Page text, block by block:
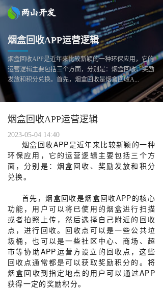
烟盒回收APP运营逻辑
烟盒回收APP是近年来比较新颖的一种环保应用，它的
运营逻辑主要包括三个方面，分别是：烟盒回收、奖励
发放和积分兑换。首先，烟盒回收是烟盒回收A...
烟盒回收APP运营逻辑
2023-05-04 14:40
烟盒回收APP是近年来比较新颖的一种
环保应用，它的运营逻辑主要包括三个方
面，分别是：烟盒回收、奖励发放和积分
兑换。
首先，烟盒回收是烟盒回收APP的核心
功能，用户可以将已使用的烟盒进行扫描
或者拍照上传，然后选择自己附近的回收
点，进行回收。回收点可以是一些公共垃
圾桶，也可以是一些社区中心、商场、超
市等协助APP运营方设立的回收点，这些
回收点通常都是可以获取奖励积分的。将
烟盒回收到指定地点的用户可以通过APP
获得一定的奖励积分。